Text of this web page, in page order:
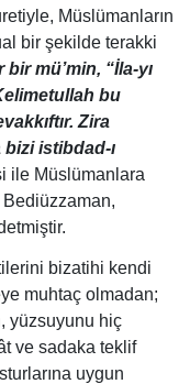
Müslümanların
bir şekilde terakki
bir mü’min, “İla-yı
bu
Zira
istibdad-ı
ile Müslümanlara
Bediüzzaman,
bizatihi kendi
muhtaç olmadan;
yüzsuyunu hiç
ve sadaka teklif
uygun